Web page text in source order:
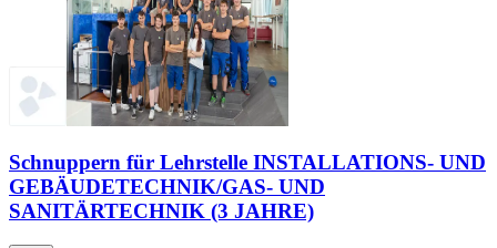
Schnuppern für Lehrstelle INSTALLATIONS- UND
GEBÄUDETECHNIK/GAS- UND
SANITÄRTECHNIK (3 JAHRE)